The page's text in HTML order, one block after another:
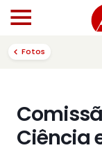
Fotos
Ciência